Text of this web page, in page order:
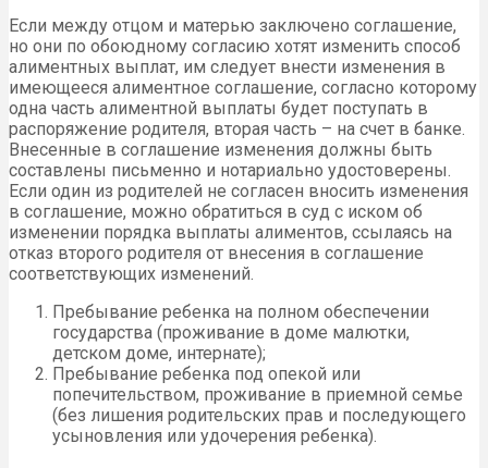
Если между отцом и матерью заключено соглашение,
но они по обоюдному согласию хотят изменить способ
алиментных выплат, им следует внести изменения в
имеющееся алиментное соглашение, согласно которому
одна часть алиментной выплаты будет поступать в
распоряжение родителя, вторая часть – на счет в банке.
Внесенные в соглашение изменения должны быть
составлены письменно и нотариально удостоверены.
Если один из родителей не согласен вносить изменения
в соглашение, можно обратиться в суд с иском об
изменении порядка выплаты алиментов, ссылаясь на
отказ второго родителя от внесения в соглашение
соответствующих изменений.
Пребывание ребенка на полном обеспечении
государства (проживание в доме малютки,
детском доме, интернате);
Пребывание ребенка под опекой или
попечительством, проживание в приемной семье
(без лишения родительских прав и последующего
усыновления или удочерения ребенка).